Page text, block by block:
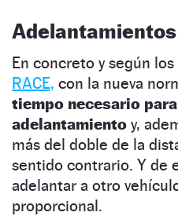
En concreto y según
RACE, con la nueva
tiempo necesario
adelantamiento y,
más del doble de la
sentido contrario. Y de
adelantar a otro
proporcional.